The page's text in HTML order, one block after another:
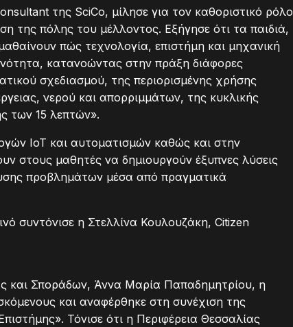
της SciCo, μίλησε για τον καθοριστικό ρόλο
της πόλης του μέλλοντος. Εξήγησε ότι τα παιδιά,
πώς τεχνολογία, επιστήμη και μηχανική
κατανοώντας στην πράξη διάφορες
σχεδιασμού, της περιορισμένης χρήσης
νερού και απορριμμάτων, της κυκλικής
των 15 λεπτών».
IoT και αυτοματισμών καθώς και στην
στους μαθητές να δημιουργούν έξυπνες λύσεις
προβλημάτων μέσα από πραγματικά
συντόνισε η Στελλίνα Κουλουζάκη, Citizen
και Σποράδων, Άννα Μαρία Παπαδημητρίου, η
και αναφέρθηκε στη συνέχιση της
Τόνισε ότι η Περιφέρεια Θεσσαλίας